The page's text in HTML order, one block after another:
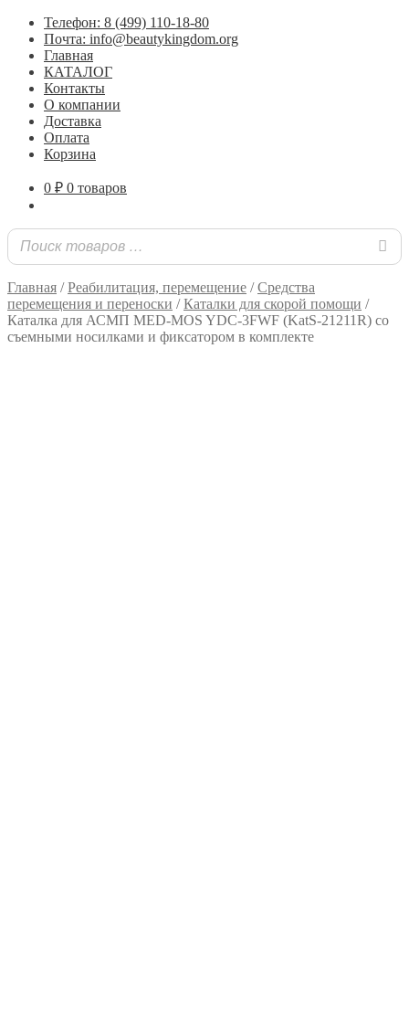
Телефон: 8 (499) 110-18-80
Почта: info@beautykingdom.org
Главная
КАТАЛОГ
Контакты
О компании
Доставка
Оплата
Корзина
0 ₽ 0 товаров
Главная /Реабилитация, перемещение /Средства
перемещения и переноски /Каталки для скорой помощи /
Каталка для АСМП MED-MOS YDC-3FWF (KatS-21211R) со
съемными носилками и фиксатором в комплекте